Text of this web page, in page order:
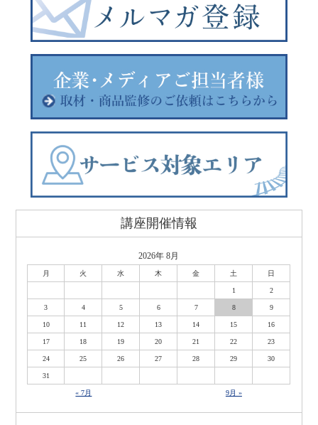
講座開催情報
2026年 8月
月 火 水 木 金 土 日
1 2
3 4 5 6 7 8 9
10 11 12 13 14 15 16
17 18 19 20 21 22 23
24 25 26 27 28 29 30
31
« 7月 9月 »